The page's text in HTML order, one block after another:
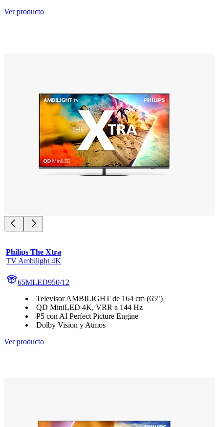
Ver producto
Philips The Xtra
TV Ambilight 4K
65MLED950/12
Televisor AMBILIGHT de 164 cm (65")
QD MiniLED 4K, VRR a 144 Hz
P5 con AI Perfect Picture Engine
Dolby Vision y Atmos
Ver producto